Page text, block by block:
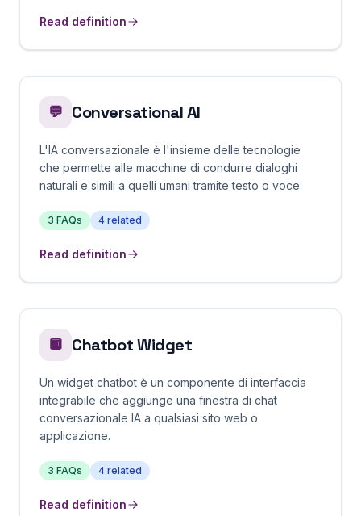
Read definition
💬 Conversational AI
L'IA conversazionale è l'insieme delle tecnologie
che permette alle macchine di condurre dialoghi
naturali e simili a quelli umani tramite testo o voce.
3 FAQs 4 related
Read definition
🔲 Chatbot Widget
Un widget chatbot è un componente di interfaccia
integrabile che aggiunge una finestra di chat
conversazionale IA a qualsiasi sito web o
applicazione.
3 FAQs 4 related
Read definition